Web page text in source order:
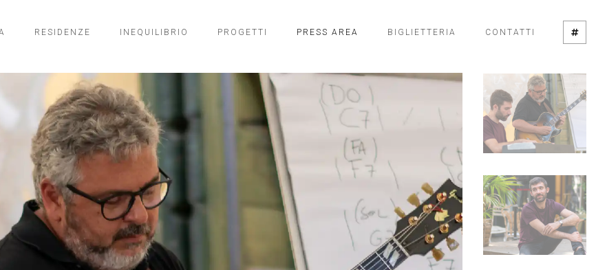
RESIDENZE INEQUILIBRIO PROGETTI PRESS AREA BIGLIETTERIA CONTATTI